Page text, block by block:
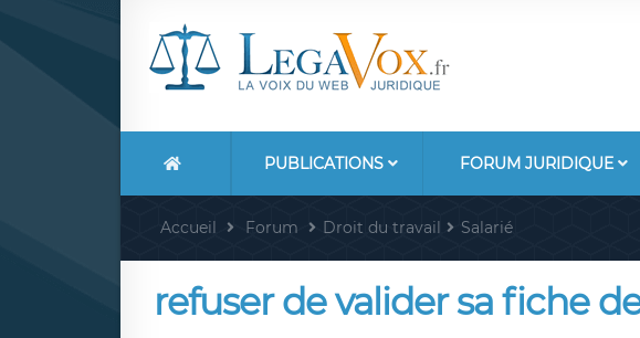
PUBLICATIONS FORUM JURIDIQUE
Accueil Forum Droit du travail Salarié
refuser de valider sa fiche